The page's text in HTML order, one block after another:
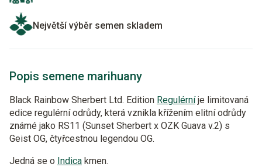
Největší výběr semen skladem
Popis semene marihuany
Black Rainbow Sherbert Ltd. Edition Regulérníje limitovaná
edice regulérní odrůdy, která vznikla křížením elitní odrůdy
známé jako RS11 (Sunset Sherbert x OZK Guava v.2) s
Geist OG, čtyřcestnou legendou OG.
Jedná se o Indica kmen.